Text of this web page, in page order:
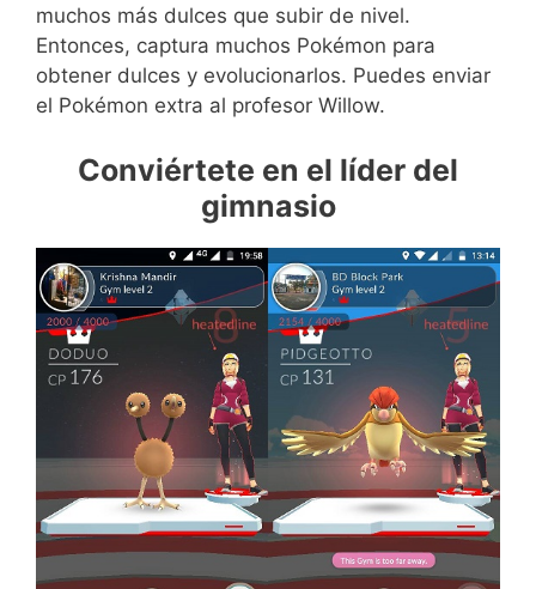
muchos más dulces que subir de nivel.
Entonces, captura muchos Pokémon para
obtener dulces y evolucionarlos. Puedes enviar
el Pokémon extra al profesor Willow.
Conviértete en el líder del
gimnasio